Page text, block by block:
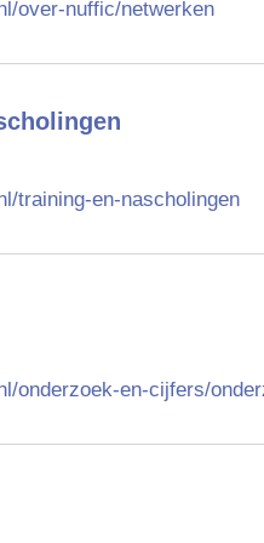
over-nuffic/netwerken
training-en-nascholingen
onderzoek-en-cijfers/